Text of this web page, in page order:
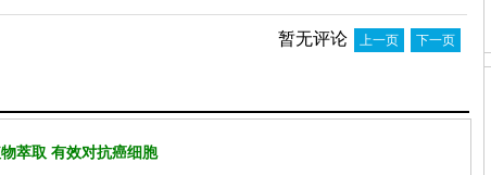
暂无评论 上一页 下一页
萃取 有效对抗癌细胞